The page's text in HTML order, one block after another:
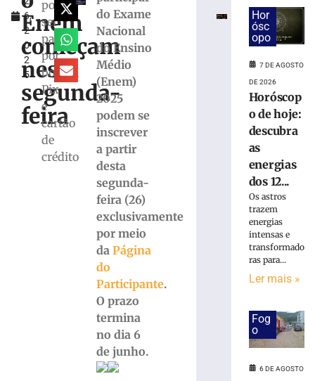
6,
2
0
2
5
Enem
começam
nesta
segunda-
feira
pode
ser
paga
por
boleto,
Pix
e
cartão
de
crédito
do Exame
Nacional
do Ensino
Médio
(Enem)
2025
podem se
inscrever
a partir
desta
segunda-
feira (26)
exclusivamente
por meio
da Página
do
Participante.
O prazo
termina
no dia 6
de junho.
nova
turma
gratuita
agosto
Colégio
Processo
Bolsas
Hor
ósc
opo
7 DE AGOSTO
DE 2026
Horóscop
o de hoje:
descubra
as
energias
dos 12...
Os astros
trazem
energias
intensas e
transformado
ras para...
Ler mais »
Fog
o
6 DE AGOSTO